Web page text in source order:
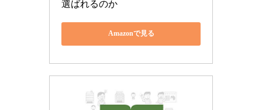
選ばれるのか
Amazonで見る